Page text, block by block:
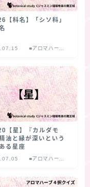
【科名】「シソ科」
■アロマハーブ
【星】『カルダモ
油と縁が深いという
る星座
■アロマハーブ